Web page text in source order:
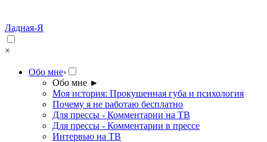
Ладная-Я
×
Обо мне›
Обо мне ►
Моя история: Прокушенная губа и психология
Почему я не работаю бесплатно
Для прессы - Комментарии на ТВ
Для прессы - Комментарии в прессе
Интервью на ТВ